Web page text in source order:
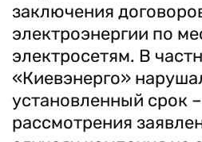
заключения
электроэнергии по
электросетям. В
«Киевэнерго»
установленный срок
рассмотрения